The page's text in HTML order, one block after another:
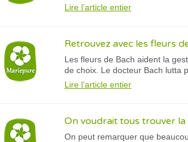
Lire l’article entier
Retrouvez avec les fleurs
Les fleurs de Bach aident la
de choix. Le docteur Bach lutta
Lire l’article entier
On voudrait tous trouver la
On peut remarquer que